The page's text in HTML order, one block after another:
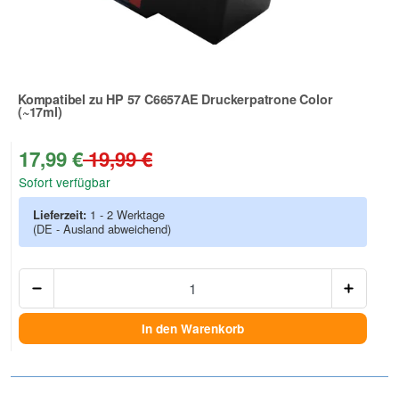
Kompatibel zu HP 57 C6657AE Druckerpatrone Color
(~17ml)
Zur Artikelbewertung
17,99 €19,99 €
Sofort verfügbar
Lieferzeit: 1 - 2 Werktage
(DE - Ausland abweichend)
In den Warenkorb